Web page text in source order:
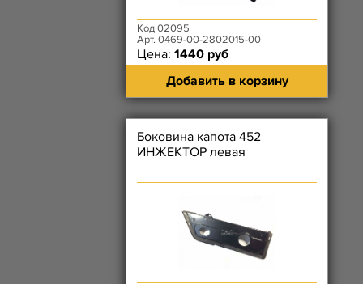
Код 02095
Арт. 0469-00-2802015-00
Цена: 1440 руб
Добавить в корзину
Боковина капота 452
ИНЖЕКТОР левая